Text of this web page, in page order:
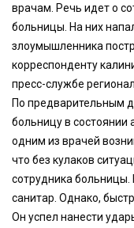
врачам. Речь идет о
больницы. На них
злоумышленника
корреспонденту
пресс-службе
По предварительным
больницу в
одним из врачей
что без кулаков
сотрудника
санитар. Однако,
Он успел нанести